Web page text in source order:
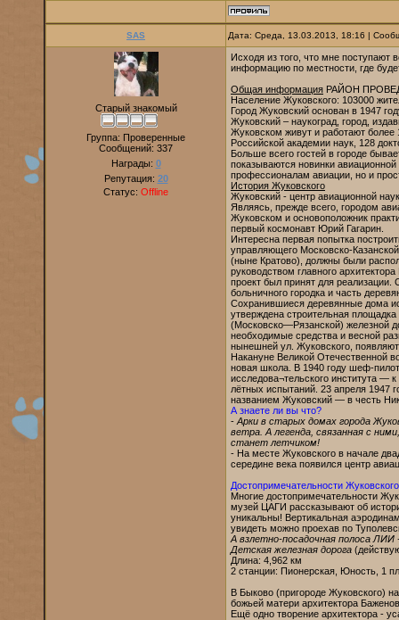
SAS Дата: Среда, 13.03.2013, 18:16 |
Старый знакомый
Группа: Проверенные
Сообщений: 337
Награды: 0
Репутация: 20
Статус: Offline
Исходя из того, что мне поступают
информацию по местности, где
Общая информация РАЙОН
Население Жуковского: 103000
Город Жуковский основан в 1947
Жуковский – наукоград, город,
Жуковском живут и работают более
Российской академии наук, 128
Больше всего гостей в городе
показываются новинки
профессионалам авиации, но и
История Жуковского
Жуковский - центр авиационной
Являясь, прежде всего, городом
Жуковском и основоположник
первый космонавт Юрий Гагарин.
Интересна первая попытка
управляющего Московско-
(ныне Кратово), должны были
руководством главного
проект был принят для
больничного городка и часть
Сохранившиеся деревянные дома
утверждена строительная
(Московско—Рязанской) железной
необходимые средства и весной
нынешней ул. Жуковского,
Накануне Великой Отечественной
новая школа. В 1940 году шеф-
исследова¬тельского института —
лётных испытаний. 23 апреля 1947
названием Жуковский — в честь
А знаете ли вы что?
- Арки в старых домах города
ветра. А легенда, связанная с
станет летчиком!
- На месте Жуковского в начале
середине века появился центр
Достопримечательности Жуковского
Многие достопримечательности
музей ЦАГИ рассказывают об
уникальны! Вертикальная
увидеть можно проехав по
А взлетно-посадочная полоса ЛИИ
Детская железная дорога
Длина: 4,962 км
2 станции: Пионерская, Юность, 1
В Быково (пригороде Жуковского)
божьей матери архитектора
Ещё одно творение архитектора -